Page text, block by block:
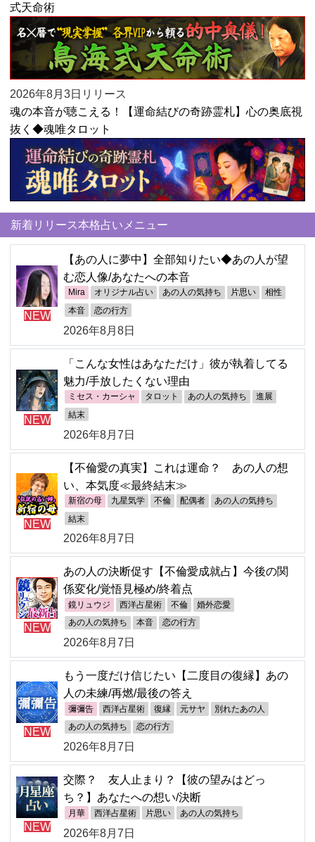
式天命術
2026年8月3日リリース
魂の本音が聴こえる！【運命結びの奇跡霊札】心の奥底視
抜く◆魂唯タロット
新着リリース本格占いメニュー
NEW
【あの人に夢中】全部知りたい◆あの人が望
む恋人像/あなたへの本音
Mira オリジナル占い あの人の気持ち 片思い 相性
本音 恋の行方
2026年8月8日
NEW
「こんな女性はあなただけ」彼が執着してる
魅力/手放したくない理由
ミセス・カーシャ タロット あの人の気持ち 進展
結末
2026年8月7日
NEW
【不倫愛の真実】これは運命？ あの人の想
い、本気度≪最終結末≫
新宿の母 九星気学 不倫 配偶者 あの人の気持ち
結末
2026年8月7日
NEW
あの人の決断促す【不倫愛成就占】今後の関
係変化/覚悟見極め/終着点
鏡リュウジ 西洋占星術 不倫 婚外恋愛
あの人の気持ち 本音 恋の行方
2026年8月7日
NEW
もう一度だけ信じたい【二度目の復縁】あの
人の未練/再燃/最後の答え
彌彌告 西洋占星術 復縁 元サヤ 別れたあの人
あの人の気持ち 恋の行方
2026年8月7日
NEW
交際？ 友人止まり？【彼の望みはどっ
ち？】あなたへの想い/決断
月華 西洋占星術 片思い あの人の気持ち
2026年8月7日